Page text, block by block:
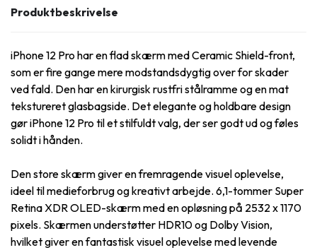
Produktbeskrivelse
iPhone 12 Pro har en flad skærm med Ceramic Shield-front,
som er fire gange mere modstandsdygtig over for skader
ved fald. Den har en kirurgisk rustfri stålramme og en mat
tekstureret glasbagside. Det elegante og holdbare design
gør iPhone 12 Pro til et stilfuldt valg, der ser godt ud og føles
solidt i hånden.
Den store skærm giver en fremragende visuel oplevelse,
ideel til medieforbrug og kreativt arbejde. 6,1-tommer Super
Retina XDR OLED-skærm med en opløsning på 2532 x 1170
pixels. Skærmen understøtter HDR10 og Dolby Vision,
hvilket giver en fantastisk visuel oplevelse med levende